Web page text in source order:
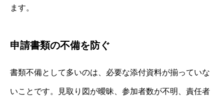
ます。
申請書類の不備を防ぐ
書類不備として多いのは、必要な添付資料が揃っていな
いことです。見取り図が曖昧、参加者数が不明、責任者